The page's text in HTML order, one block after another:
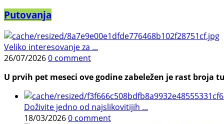
Putovanja
Veliko interesovanje za ...
26/07/20260 comment
U prvih pet meseci ove godine zabeležen je rast
Doživite jedno od najslikovitijih ...
18/03/20260 comment